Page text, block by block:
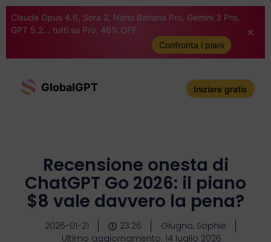
Claude Opus 4.6, Sora 2, Nano Banana Pro, Gemini 3 Pro,
GPT 5.2... tutti su Pro. 46% OFF
Confronta i piani
GlobalGPT Iniziare gratis
Recensione onesta di
ChatGPT Go 2026: il piano
$8 vale davvero la pena?
2026-01-21 23:26
Giugno, Sophie
Ultimo aggiornamento: 14 luglio 2026